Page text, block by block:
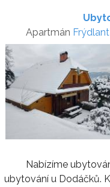
Apartmán
Nabízíme
ubytování u Dodáčků.